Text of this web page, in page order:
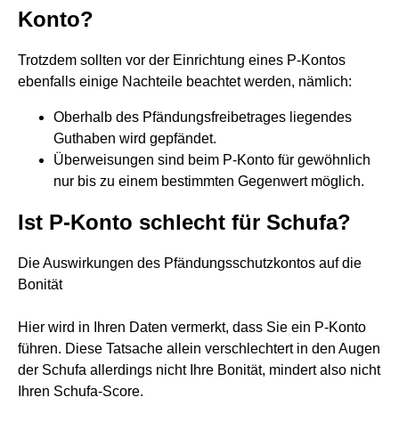
Konto?
Trotzdem sollten vor der Einrichtung eines P-Kontos
ebenfalls einige Nachteile beachtet werden, nämlich:
Oberhalb des Pfändungsfreibetrages liegendes
Guthaben wird gepfändet.
Überweisungen sind beim P-Konto für gewöhnlich
nur bis zu einem bestimmten Gegenwert möglich.
Ist P-Konto schlecht für Schufa?
Die Auswirkungen des Pfändungsschutzkontos auf die
Bonität
Hier wird in Ihren Daten vermerkt, dass Sie ein P-Konto
führen. Diese Tatsache allein verschlechtert in den Augen
der Schufa allerdings nicht Ihre Bonität, mindert also nicht
Ihren Schufa-Score.